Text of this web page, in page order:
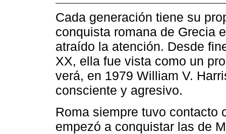
Cada generación tiene su
conquista romana de Grecia
atraído la atención. Desde
XX, ella fue vista como un
verá, en 1979 William V.
consciente y agresivo.
Roma siempre tuvo contacto
empezó a conquistar las de